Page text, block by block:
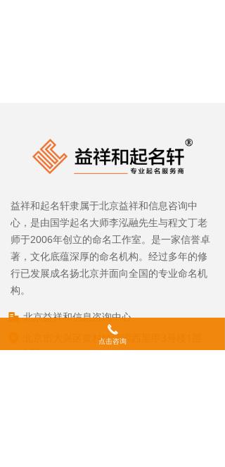
北京益祥和信息咨询中心
北京市大兴区黄村镇清源西里甲3号楼1层
102
益祥和起名轩隶属于北京益祥和信息咨询中
心，是由国学起名大师李泓融先生与程文丁老
师于2006年创立的命名工作室。是一家信誉卓
著，文化底蕴深厚的命名机构。经过多年的修
行已发展成名扬北京并面向全国的专业命名机
构。
끅
点击咨询